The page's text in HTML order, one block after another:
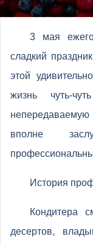
3 мая
сладкий
этой
жизнь чуть-
вполне
История
Кондитера
десертов,